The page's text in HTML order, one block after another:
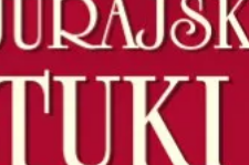
2026. Wielkie